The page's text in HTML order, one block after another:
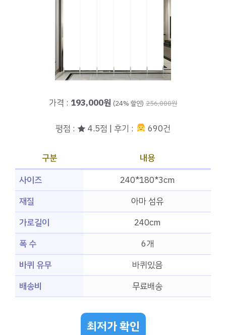
가격 : 193,000원 (24% 할인) 256,000원
평점 : ★ 4.5점 | 후기 : 690건
구분
내용
사이즈
240*180*3cm
재질
아마 섬유
가로길이
240cm
폭 수
6개
바퀴 유무
바퀴있음
배송비
무료배송
최저가 확인